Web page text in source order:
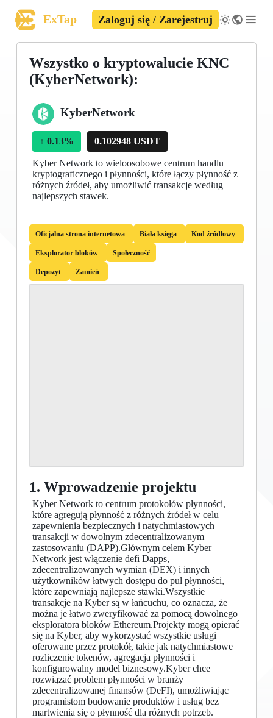
ExTap Zaloguj się / Zarejestruj
Wszystko o kryptowalucie KNC
(KyberNetwork):
KyberNetwork
↑ 0.13% 0.102948 USDT
Kyber Network to wieloosobowe centrum handlu
kryptograficznego i płynności, które łączy płynność z
różnych źródeł, aby umożliwić transakcje według
najlepszych stawek.
Oficjalna strona internetowa Biała księga Kod źródłowy
Eksplorator bloków Społeczność
Depozyt Zamień
1. Wprowadzenie projektu
Kyber Network to centrum protokołów płynności,
które agregują płynność z różnych źródeł w celu
zapewnienia bezpiecznych i natychmiastowych
transakcji w dowolnym zdecentralizowanym
zastosowaniu (DAPP).Głównym celem Kyber
Network jest włączenie defi Dapps,
zdecentralizowanych wymian (DEX) i innych
użytkowników łatwych dostępu do pul płynności,
które zapewniają najlepsze stawki.Wszystkie
transakcje na Kyber są w łańcuchu, co oznacza, że ​​
można je łatwo zweryfikować za pomocą dowolnego
eksploratora bloków Ethereum.Projekty mogą opierać
się na Kyber, aby wykorzystać wszystkie usługi
oferowane przez protokół, takie jak natychmiastowe
rozliczenie tokenów, agregacja płynności i
konfigurowalny model biznesowy.Kyber chce
rozwiązać problem płynności w branży
zdecentralizowanej finansów (DeFI), umożliwiając
programistom budowanie produktów i usług bez
martwienia się o płynność dla różnych potrzeb.